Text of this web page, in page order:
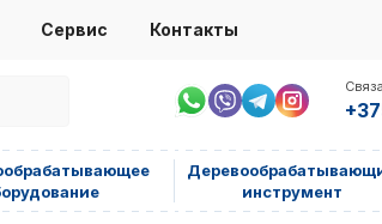
Сервис Контакты
инструмент